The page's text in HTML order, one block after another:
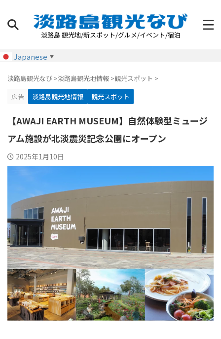
淡路島 観光地/新スポット/グルメ/イベント/宿泊
Japanese ▼
淡路島観光なび >淡路島観光地情報 >観光スポット >
広告
淡路島観光地情報 観光スポット
【AWAJI EARTH MUSEUM】自然体験型ミュージ
アム施設が北淡震災記念公園にオープン
2025年1月10日